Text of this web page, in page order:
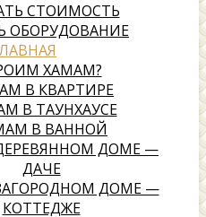
СТОИМОСТЬ
ОБОРУДОВАНИЕ
ХАМАМ?
В КВАРТИРЕ
В ТАУНХАУСЕ
В ВАННОЙ
ДОМЕ —
ДАЧЕ
ДОМЕ —
КОТТЕДЖЕ